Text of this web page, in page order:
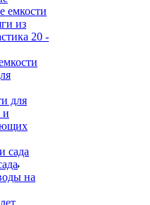
емкости
из
20 -
для
и
на